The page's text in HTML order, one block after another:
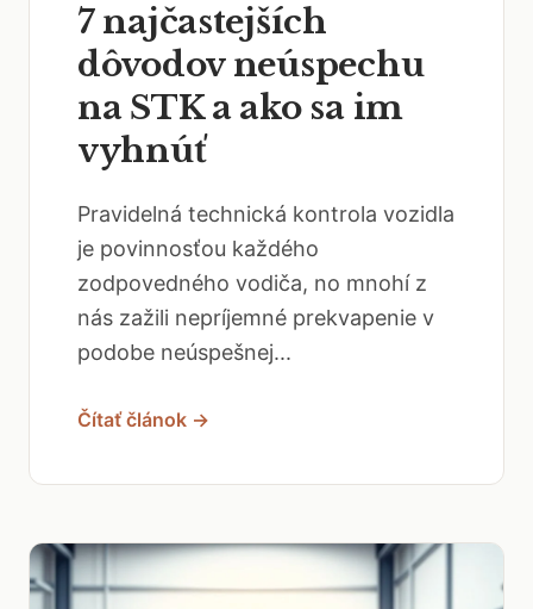
7 najčastejších
dôvodov neúspechu
na STK a ako sa im
vyhnúť
Pravidelná technická kontrola vozidla
je povinnosťou každého
zodpovedného vodiča, no mnohí z
nás zažili nepríjemné prekvapenie v
podobe neúspešnej...
Čítať článok →